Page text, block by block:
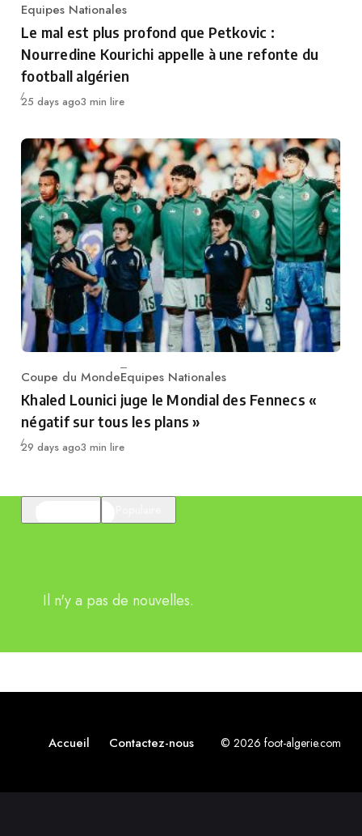
Category
Equipes Nationales
Le mal est plus profond que Petkovic :
Nourredine Kourichi appelle à une refonte du
football algérien
Publié
25 days ago3 min lire
Category
Coupe du MondeEquipes Nationales
Khaled Lounici juge le Mondial des Fennecs «
négatif sur tous les plans »
Publié
29 days ago3 min lire
Il n'y a pas de nouvelles.
Accueil Contactez-nous © 2026 foot-algerie.com